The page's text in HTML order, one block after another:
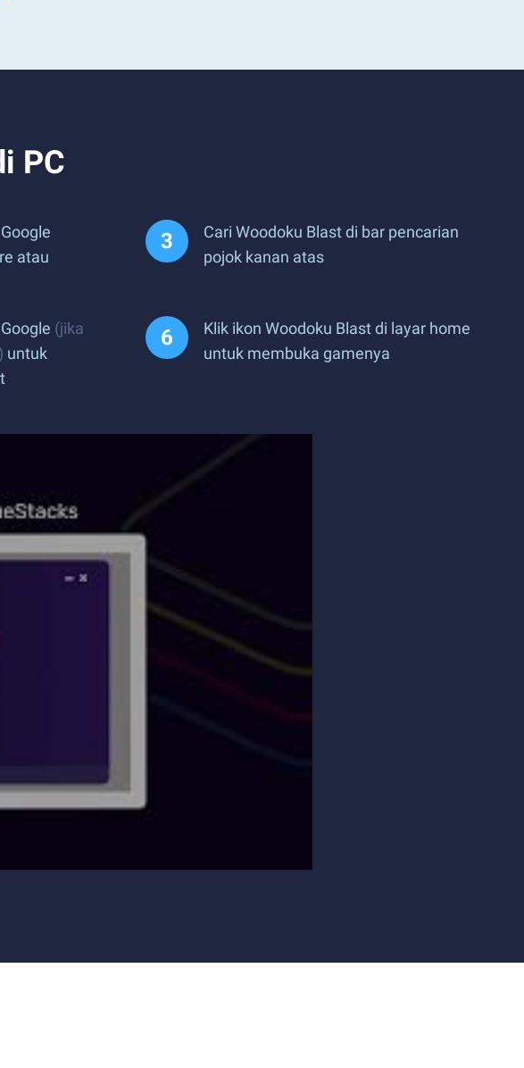
PC
atau
Cari Woodoku Blast di bar pencarian
pojok kanan atas
(jika
untuk
Klik ikon Woodoku Blast di layar home
untuk membuka gamenya